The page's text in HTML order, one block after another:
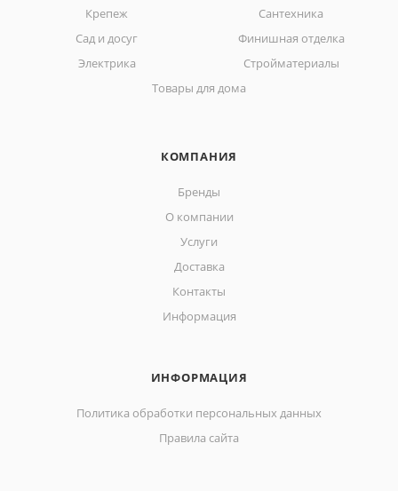
Крепеж
Сантехника
Сад и досуг
Финишная отделка
Электрика
Стройматериалы
Товары для дома
КОМПАНИЯ
Бренды
О компании
Услуги
Доставка
Контакты
Информация
ИНФОРМАЦИЯ
Политика обработки персональных данных
Правила сайта